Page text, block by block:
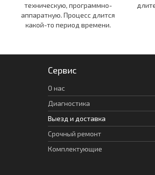
техническую, программно-
аппаратную. Процесс длится
какой-то период времени.
Сервис
О нас
Диагностика
Выезд и доставка
Срочный ремонт
Комплектующие